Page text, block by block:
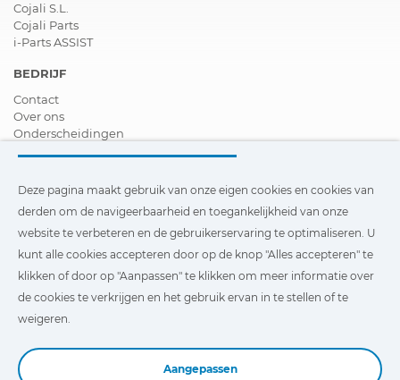
Cojali S.L.
Cojali Parts
i-Parts ASSIST
BEDRIJF
Contact
Over ons
Onderscheidingen
Verdeler worden
Nieuws
Video´s
FAQ - V&A
van derden om de navigeerbaarheid en toegankelijkheid van
onze website te verbeteren en de gebruikerservaring te
optimaliseren. U kunt te klikken op
ervan in te stellen of te weigeren.
Deze pagina maakt gebruik van onze eigen cookies en cookies van
derden om de navigeerbaarheid en toegankelijkheid van onze
website te verbeteren en de gebruikerservaring te optimaliseren. U
kunt alle cookies accepteren door op de knop "Alles accepteren" te
klikken of door op "Aanpassen" te klikken om meer informatie over
de cookies te verkrijgen en het gebruik ervan in te stellen of te
weigeren.
Aangepassen